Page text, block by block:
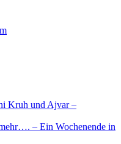
Kruh und Ajvar –
– Ein Wochenende in